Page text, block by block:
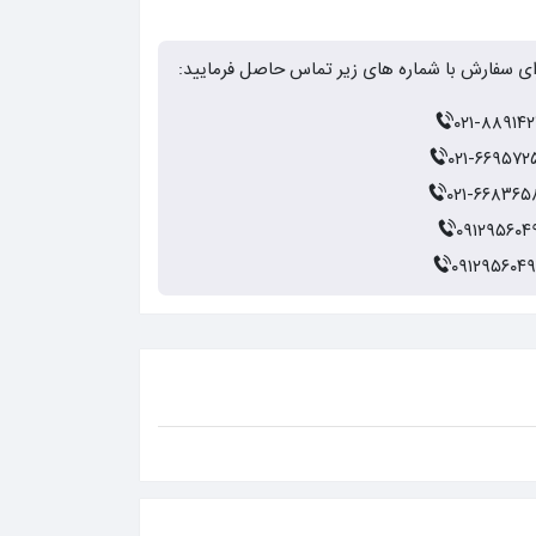
سفارش با شماره های زیر تماس حاصل فرمایید:
۸۸۹۱۴۲۷۱
۶۶۹۵۷۲۵۶
۶۶۸۳۶۵۸۰